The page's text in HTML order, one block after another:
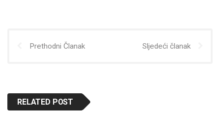
Prethodni Članak Sljedeći članak
RELATED POST